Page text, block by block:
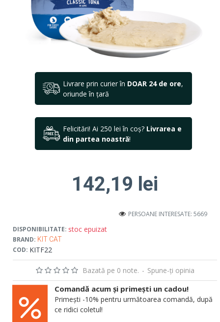
Livrare prin curier în DOAR 24 de ore,
oriunde în țară
Felicitări! Ai 250 lei în coș? Livrarea e
din partea noastră!
DISPONIBILITATE: stoc epuizat
BRAND: KIT CAT
COD: KITF22
PERSOANE INTERESATE: 5669
Bazată pe 0 note. - Spune-ţi opinia
142,19 lei
Comandă acum și primești un cadou!
Primești -10% pentru următoarea comandă, după
ce ridici coletul!